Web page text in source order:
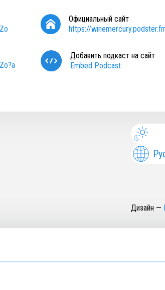
Официальный сайт
https://
Добавить подкаст на сайт
Embed Podcast
Дизайн —